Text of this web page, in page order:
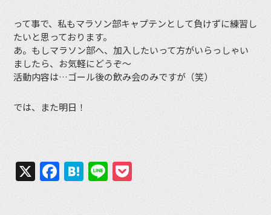
って事で、私もマラソン部キャプテンとして負けずに練習し
たいと思っております。
あ。もしマラソン部へ、加入したいって方がいらっしゃい
ましたら、お気軽にどうぞ〜
活動内容は…ゴール後の飲み会のみですが（笑）
では、また明日！
X Facebook
Hatena
Line